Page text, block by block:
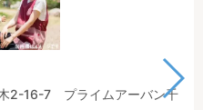
2-16-7 プライムアーバン千